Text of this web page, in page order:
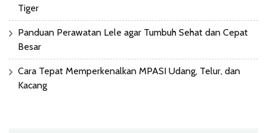
Tiger
Panduan Perawatan Lele agar Tumbuh Sehat dan Cepat
Besar
Cara Tepat Memperkenalkan MPASI Udang, Telur, dan
Kacang